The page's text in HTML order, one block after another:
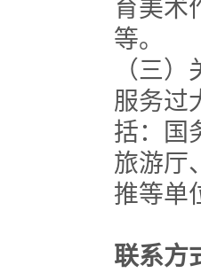
育美术
等。
（三
服务过
括：国
旅游厅
推等单
联系方